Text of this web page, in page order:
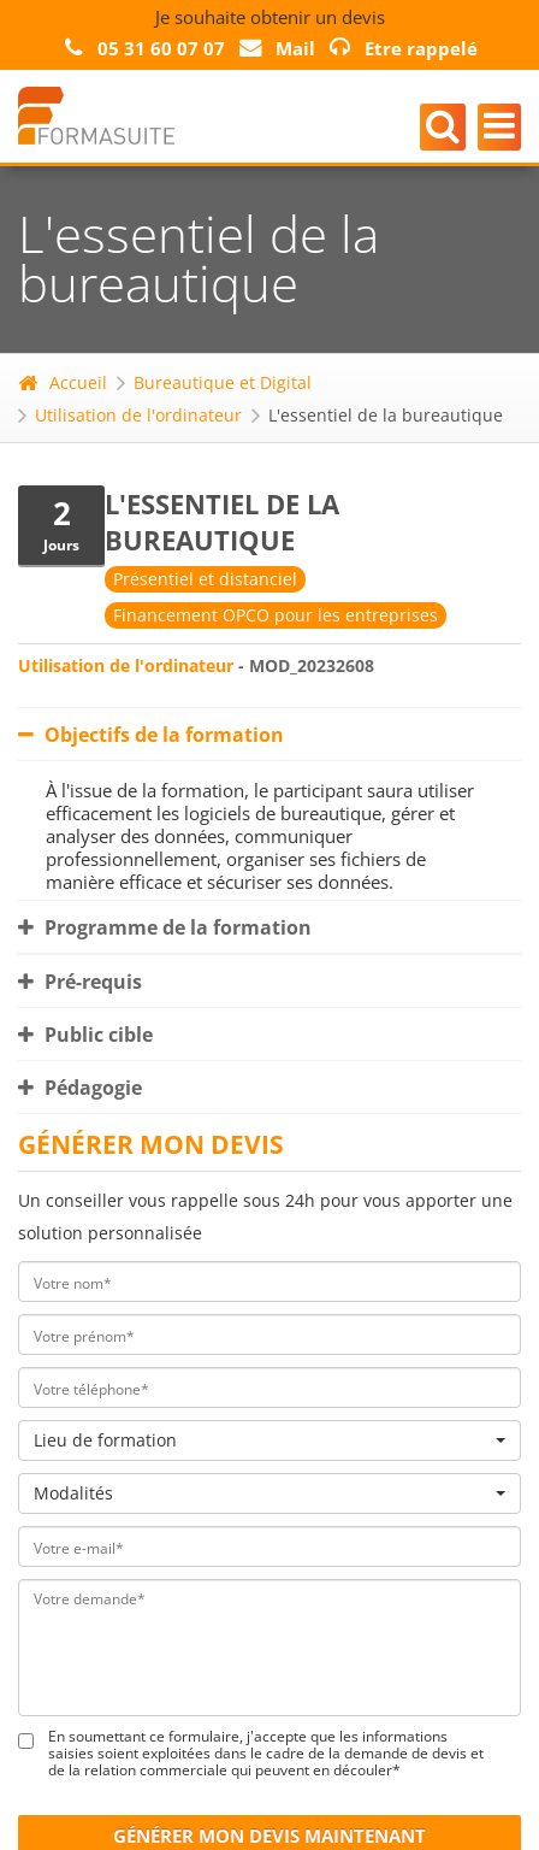
Je souhaite obtenir un devis
05 31 60 07 07
Mail Etre rappelé
L'essentiel de la
bureautique
Accueil
Bureautique et Digital
Utilisation de l'ordinateur
L'essentiel de la bureautique
2
Jours
L'ESSENTIEL DE LA
BUREAUTIQUE
Présentiel et distanciel
Financement OPCO pour les entreprises
Utilisation de l'ordinateur - MOD_20232608
Objectifs de la formation
À l'issue de la formation, le participant saura utiliser
efficacement les logiciels de bureautique, gérer et
analyser des données, communiquer
professionnellement, organiser ses fichiers de
manière efficace et sécuriser ses données.
Programme de la formation
Pré-requis
Public cible
Pédagogie
GÉNÉRER MON DEVIS
Un conseiller vous rappelle sous 24h pour vous apporter une
solution personnalisée
Lieu de formation
Modalités
En soumettant ce formulaire, j'accepte que les informations
saisies soient exploitées dans le cadre de la demande de devis et
de la relation commerciale qui peuvent en découler*
GÉNÉRER MON DEVIS MAINTENANT